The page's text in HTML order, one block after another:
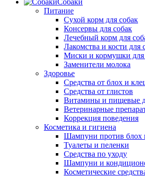
Собаки
Питание
Сухой корм для собак
Консервы для собак
Лечебный корм для
Лакомства и кости для
Миски и кормушки для
Заменители молока
Здоровье
Средства от блох и
Средства от глистов
Витамины и пищевые
Ветеринарные
Коррекция поведения
Косметика и гигиена
Шампуни против блох
Туалеты и пеленки
Средства по уходу
Шампуни и
Косметические